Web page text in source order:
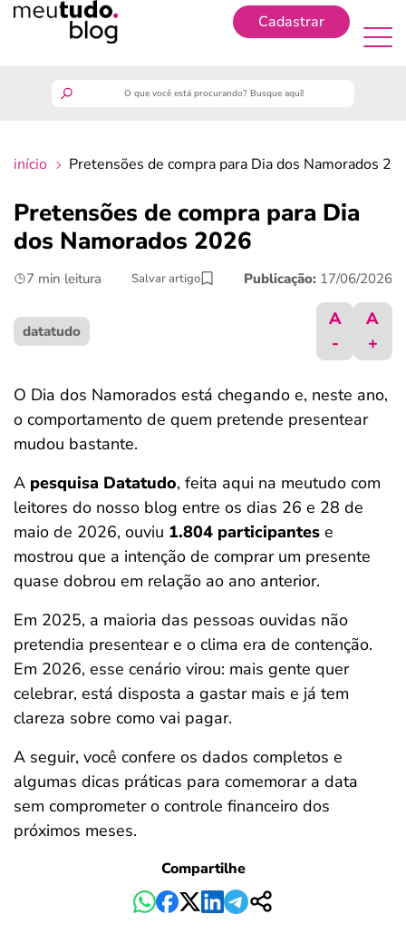
Cadastrar
finanças
benefícios
crédito fácil
ferramentas
início Pretensões de compra para Dia dos Namorados
Pretensões de compra para Dia
dos Namorados 2026
7 min leitura Salvar artigo Publicação: 17/06/2026
datatudo
A
-
A
+
O Dia dos Namorados está chegando e, neste ano,
o comportamento de quem pretende presentear
mudou bastante.
A pesquisa Datatudo, feita aqui na meutudo com
leitores do nosso blog entre os dias 26 e 28 de
maio de 2026, ouviu 1.804 participantes e
mostrou que a intenção de comprar um presente
quase dobrou em relação ao ano anterior.
Em 2025, a maioria das pessoas ouvidas não
pretendia presentear e o clima era de contenção.
Em 2026, esse cenário virou: mais gente quer
celebrar, está disposta a gastar mais e já tem
clareza sobre como vai pagar.
A seguir, você confere os dados completos e
algumas dicas práticas para comemorar a data
sem comprometer o controle financeiro dos
próximos meses.
Compartilhe